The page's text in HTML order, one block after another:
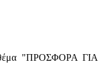
"ΠΡΟΣΦΟΡΑ ΓΙΑ